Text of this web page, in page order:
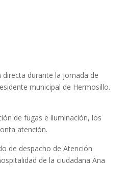
directa durante la jornada de
municipal de Hermosillo.
de fugas e iluminación, los
atención.
de despacho de Atención
de la ciudadana Ana